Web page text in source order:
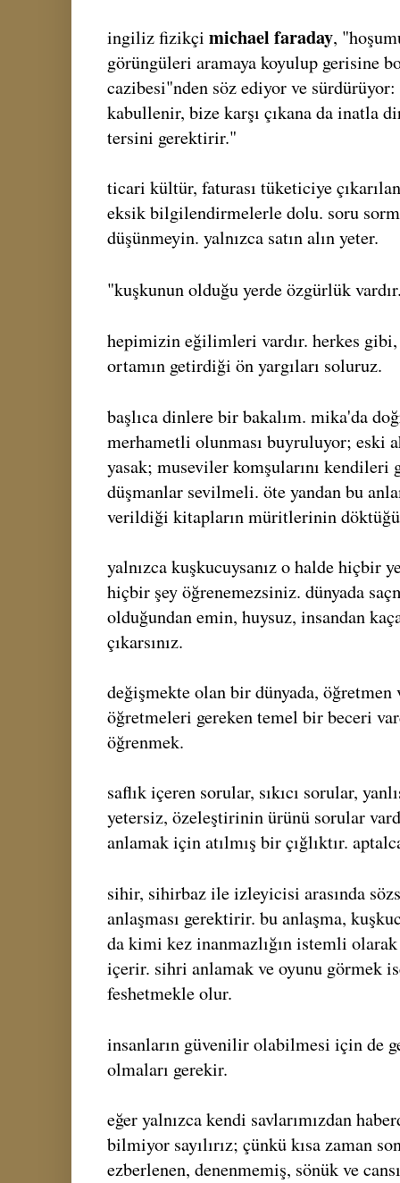
ingiliz fizikçi michael faraday,
görüngüleri aramaya koyulup gerisine
cazibesi"nden söz ediyor ve
kabullenir, bize karşı çıkana da inatla
tersini gerektirir."
ticari kültür, faturası tüketiciye
eksik bilgilendirmelerle dolu. soru
düşünmeyin. yalnızca satın alın yeter.
"kuşkunun olduğu yerde özgürlük
hepimizin eğilimleri vardır. herkes
ortamın getirdiği ön yargıları soluruz.
başlıca dinlere bir bakalım. mika'da
merhametli olunması buyruluyor; eski
yasak; museviler komşularını
düşmanlar sevilmeli. öte yandan bu
verildiği kitapların müritlerinin döktüğü
yalnızca kuşkucuysanız o halde hiçbir
hiçbir şey öğrenemezsiniz. dünyada
olduğundan emin, huysuz, insandan
çıkarsınız.
değişmekte olan bir dünyada,
öğretmeleri gereken temel bir beceri
öğrenmek.
saflık içeren sorular, sıkıcı sorular,
yetersiz, özeleştirinin ürünü sorular
anlamak için atılmış bir çığlıktır.
sihir, sihirbaz ile izleyicisi arasında
anlaşması gerektirir. bu anlaşma,
da kimi kez inanmazlığın istemli olarak
içerir. sihri anlamak ve oyunu görmek
feshetmekle olur.
insanların güvenilir olabilmesi için de
olmaları gerekir.
eğer yalnızca kendi savlarımızdan
bilmiyor sayılırız; çünkü kısa zaman
ezberlenen, denenmemiş, sönük ve